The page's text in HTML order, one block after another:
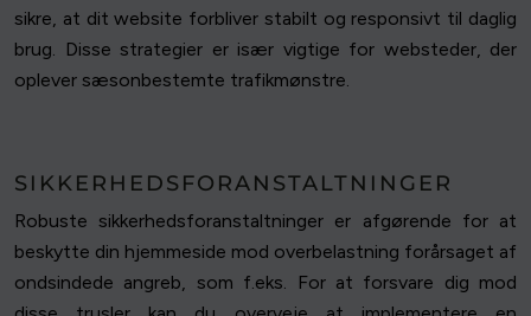
sikre, at dit website forbliver stabilt og responsivt til daglig
brug. Disse strategier er især vigtige for websteder, der
oplever sæsonbestemte trafikmønstre.
SIKKERHEDSFORANSTALTNINGER
Robuste sikkerhedsforanstaltninger er afgørende for at
beskytte din hjemmeside mod overbelastning forårsaget af
ondsindede angreb, som f.eks. For at forsvare dig mod